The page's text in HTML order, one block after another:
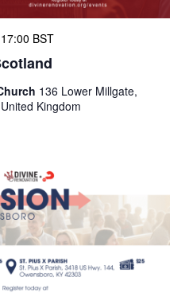
17:00 BST
136 Lower Millgate,
Kingdom